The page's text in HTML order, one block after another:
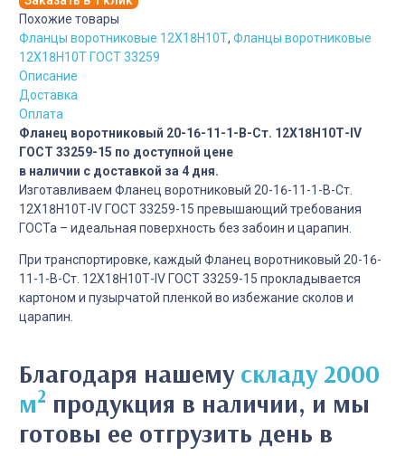
Похожие товары
Фланцы воротниковые 12Х18Н10Т, Фланцы воротниковые
12Х18Н10Т ГОСТ 33259
Описание
Доставка
Оплата
Фланец воротниковый 20-16-11-1-B-Cт. 12Х18Н10Т-IV
ГОСТ 33259-15 по доступной цене
в наличии с доставкой за 4 дня.
Изготавливаем Фланец воротниковый 20-16-11-1-B-Cт.
12Х18Н10Т-IV ГОСТ 33259-15 превышающий требования
ГОСТа – идеальная поверхность без забоин и царапин.
При транспортировке, каждый Фланец воротниковый 20-16-
11-1-B-Cт. 12Х18Н10Т-IV ГОСТ 33259-15 прокладывается
картоном и пузырчатой пленкой во избежание сколов и
царапин.
Благодаря нашему складу 2000
м2 продукция в наличии, и мы
готовы ее отгрузить день в